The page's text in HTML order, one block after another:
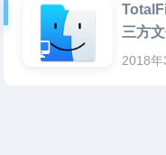
三方
2018年